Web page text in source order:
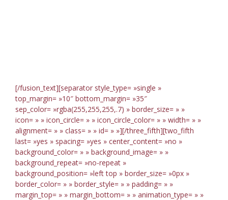
[/fusion_text][separator style_type= »single »
top_margin= »10″ bottom_margin= »35″
sep_color= »rgba(255,255,255,.7) » border_size= » »
icon= » » icon_circle= » » icon_circle_color= » » width= » »
alignment= » » class= » » id= » »][/three_fifth][two_fifth
last= »yes » spacing= »yes » center_content= »no »
background_color= » » background_image= » »
background_repeat= »no-repeat »
background_position= »left top » border_size= »0px »
border_color= » » border_style= » » padding= » »
margin_top= » » margin_bottom= » » animation_type= » »